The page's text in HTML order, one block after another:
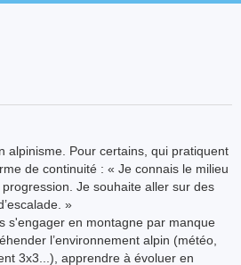
alpinisme. Pour certains, qui pratiquent
de continuité : « Je connais le milieu
Je souhaite aller sur des
»
s'engager en montagne par manque
l’environnement alpin (météo,
3x3...), apprendre à évoluer en